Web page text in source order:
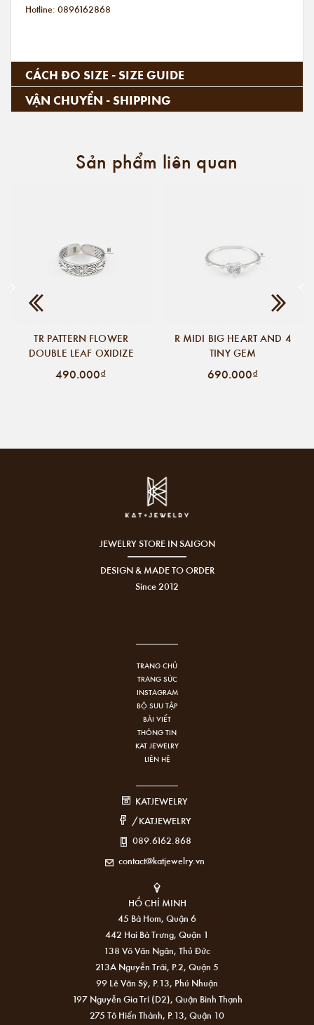
Hotline: 0896162868
CÁCH ĐO SIZE - SIZE GUIDE
VẬN CHUYỂN - SHIPPING
Sản phẩm liên quan
TR PATTERN FLOWER
DOUBLE LEAF OXIDIZE
490.000₫
R MIDI BIG HEART AND 4
TINY GEM
690.000₫
JEWELRY STORE IN SAIGON
DESIGN & MADE TO ORDER
Since 2012
TRANG CHỦ
TRANG SỨC
INSTAGRAM
BỘ SƯU TẬP
BÀI VIẾT
THÔNG TIN
KAT JEWELRY
LIÊN HỆ
KATJEWELRY
/KATJEWELRY
089.6162.868
contact@katjewelry.vn
HỒ CHÍ MINH
45 Bà Hom, Quận 6
442 Hai Bà Trưng, Quận 1
138 Võ Văn Ngân, Thủ Đức
213A Nguyễn Trãi, P.2, Quận 5
99 Lê Văn Sỹ, P.13, Phú Nhuận
197 Nguyễn Gia Trí (D2), Quận Bình Thạnh
275 Tô Hiến Thành, P.13, Quận 10